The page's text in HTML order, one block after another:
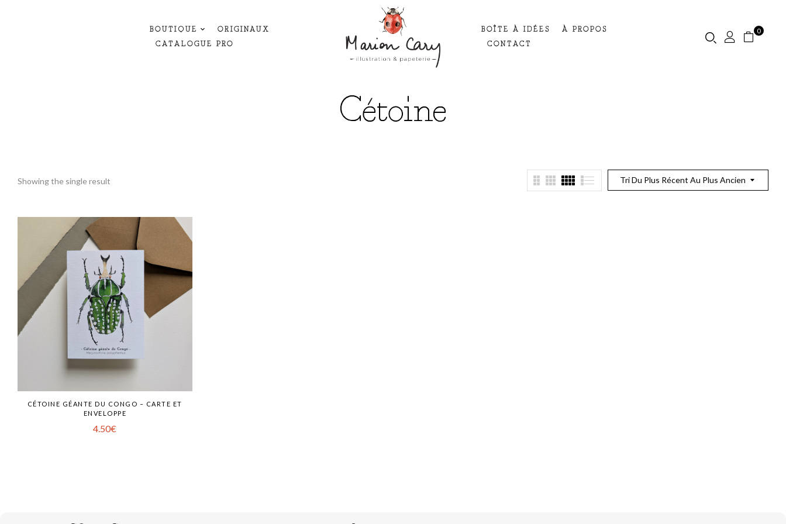
BOUTIQUE ORIGINAUX
CATALOGUE PRO
BOÎTE À IDÉES À PROPOS
CONTACT
0
Cétoine
Tri Du Plus Récent Au Plus Ancien
Showing the single result
CÉTOINE GÉANTE DU CONGO – CARTE ET
ENVELOPPE
4.50€